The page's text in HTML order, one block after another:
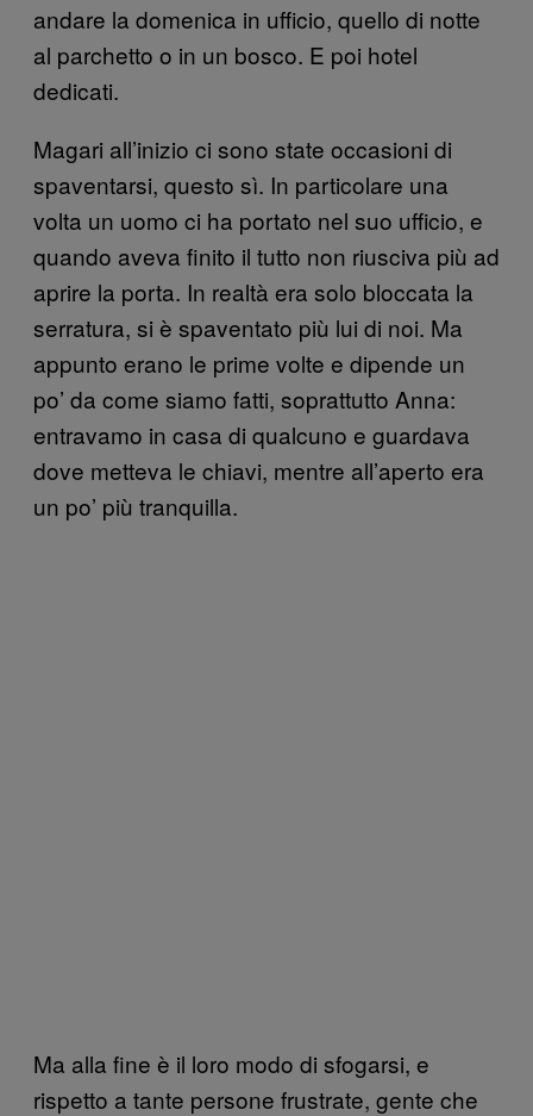
andare la domenica in ufficio, quello di notte
al parchetto o in un bosco. E poi hotel
dedicati.
Magari all’inizio ci sono state occasioni di
spaventarsi, questo sì. In particolare una
volta un uomo ci ha portato nel suo ufficio, e
quando aveva finito il tutto non riusciva più ad
aprire la porta. In realtà era solo bloccata la
serratura, si è spaventato più lui di noi. Ma
appunto erano le prime volte e dipende un
po’ da come siamo fatti, soprattutto Anna:
entravamo in casa di qualcuno e guardava
dove metteva le chiavi, mentre all’aperto era
un po’ più tranquilla.
Ma alla fine è il loro modo di sfogarsi, e
rispetto a tante persone frustrate, gente che